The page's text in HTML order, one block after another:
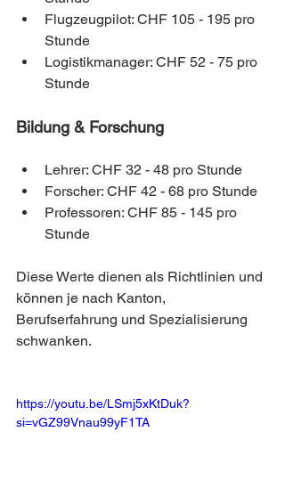
Flugzeugpilot: CHF 105 - 195 pro
Stunde
Logistikmanager: CHF 52 - 75 pro
Stunde
Bildung & Forschung
Lehrer: CHF 32 - 48 pro Stunde
Forscher: CHF 42 - 68 pro Stunde
Professoren: CHF 85 - 145 pro
Stunde
Diese Werte dienen als Richtlinien und
können je nach Kanton,
Berufserfahrung und Spezialisierung
schwanken.
https://youtu.be/LSmj5xKtDuk?
si=vGZ99Vnau99yF1TA